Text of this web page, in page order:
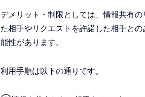
デメリット・制限としては、情報共有
た相手やリクエストを許諾した相手と
能性があります。
利用手順は以下の通りです。